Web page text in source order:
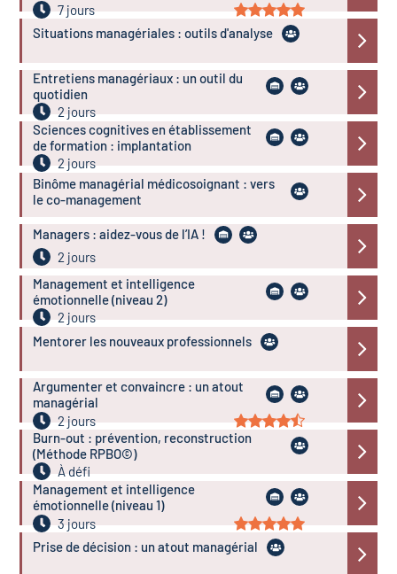
7 jours
Situations managériales : outils d'analyse
Entretiens managériaux : un outil du
quotidien
2 jours
Sciences cognitives en établissement
de formation : implantation
2 jours
Binôme managérial médicosoignant : vers
le co-management
Managers : aidez-vous de l’IA !
2 jours
Management et intelligence
émotionnelle (niveau 2)
2 jours
Mentorer les nouveaux professionnels
Argumenter et convaincre : un atout
managérial
2 jours
Burn-out : prévention, reconstruction
(Méthode RPBO©)
À défi
Management et intelligence
émotionnelle (niveau 1)
3 jours
Prise de décision : un atout managérial